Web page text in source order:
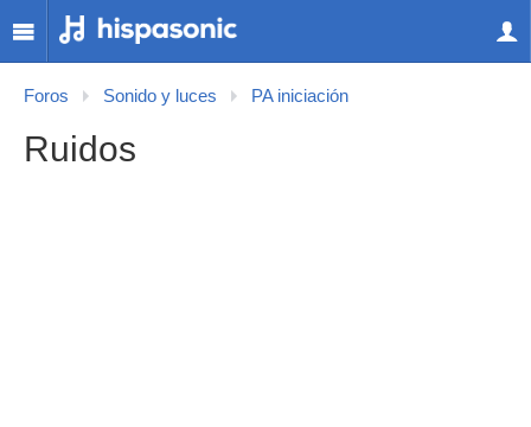
Foros Sonido y luces PA iniciación
Ruidos